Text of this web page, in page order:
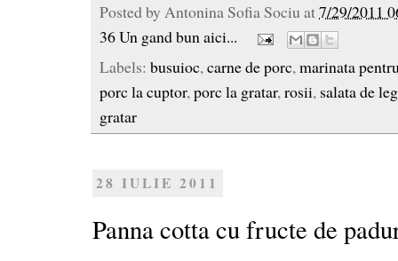
Posted by Antonina Sofia Sociu at7/29/2011
36 Un gand bun aici...
Labels: busuioc, carne de porc, marinata
porc la cuptor, porc la gratar, rosii, salata de
gratar
28 IULIE 2011
Panna cotta cu fructe de